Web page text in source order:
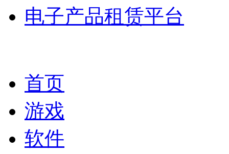
电子产品租赁平台
首页
游戏
软件